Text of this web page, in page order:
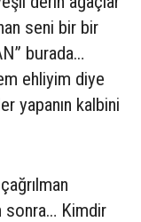
seni bir bir
burada…
ehliyim diye
yapanın kalbini
sonra… Kimdir